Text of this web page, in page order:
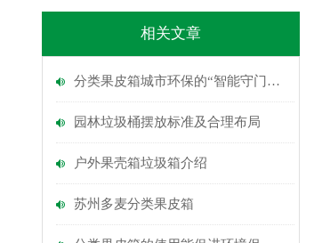
相关文章
分类果皮箱城市环保的“智能守门人”
园林垃圾桶摆放标准及合理布局
户外果壳箱垃圾箱介绍
苏州多麦分类果皮箱